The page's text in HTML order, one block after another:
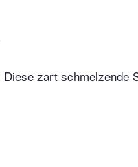
zart schmelzende